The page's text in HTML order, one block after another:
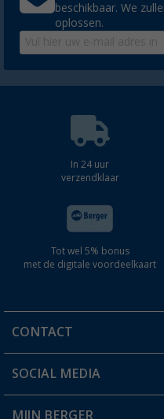
beschikbaar. We
oplossen.
In 24 uur
verzendklaar
Tot wel 5% bonus
met de digitale voordeelkaart
CONTACT
Een vraag?
SOCIAL MEDIA
MIJN BERGER